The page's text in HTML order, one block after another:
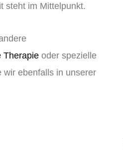
steht im Mittelpunkt.
Therapie oder spezielle
wir ebenfalls in unserer